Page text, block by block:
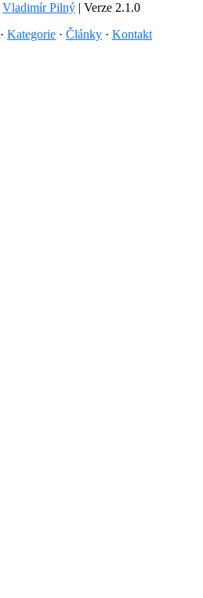
Vladimír Pilný | Verze 2.1.0
· Kategorie · Články · Kontakt